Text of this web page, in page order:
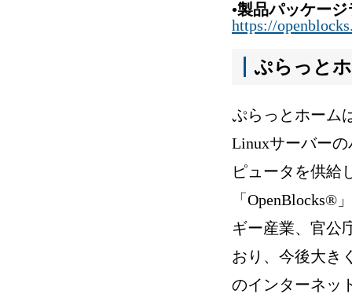
•製品パッケー
https://
ぷらっと
ぷらっとホーム
Linuxサーバー
ピュータを供給
「
ギー産業、官公
おり、今後大き
のインターネッ